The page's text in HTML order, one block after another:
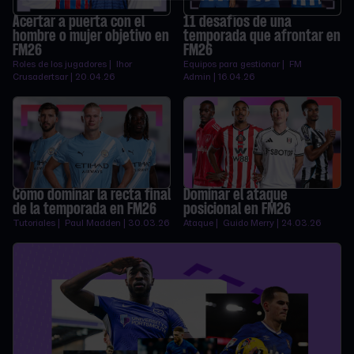
Acertar a puerta con el
hombre o mujer objetivo en
FM26
Roles de los jugadores | Ihor
Crusadertsar | 20.04.26
11 desafíos de una
temporada que afrontar en
FM26
Equipos para gestionar | FM
Admin | 16.04.26
Cómo dominar la recta final
de la temporada en FM26
Tutoriales | Paul Madden | 30.03.26
Dominar el ataque
posicional en FM26
Ataque | Guido Merry | 24.03.26